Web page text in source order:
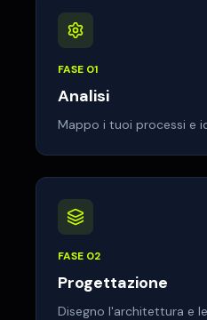
FASE 01
Analisi
Mappo i tuoi processi e
FASE 02
Progettazione
Disegno l'architettura e